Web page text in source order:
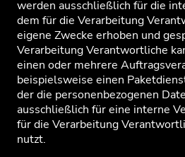
werden ausschließlich für die
dem für die Verarbeitung
eigene Zwecke erhoben und
Verarbeitung Verantwortliche
einen oder mehrere
beispielsweise einen
der die personenbezogenen
ausschließlich für eine interne
für die Verarbeitung
nutzt.